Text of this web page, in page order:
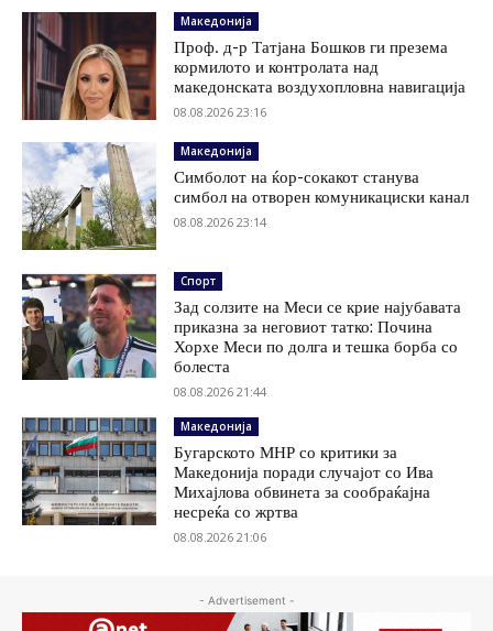
Македонија
Проф. д-р Татјана Бошков ги презема
кормилото и контролата над
македонската воздухопловна навигација
08.08.2026 23:16
Македонија
Симболот на ќор-сокакот станува
симбол на отворен комуникациски канал
08.08.2026 23:14
Спорт
Зад солзите на Меси се крие најубавата
приказна за неговиот татко: Почина
Хорхе Меси по долга и тешка борба со
болеста
08.08.2026 21:44
Македонија
Бугарското МНР со критики за
Македонија поради случајот со Ива
Михајлова обвинета за сообраќајна
несреќа со жртва
08.08.2026 21:06
- Advertisement -